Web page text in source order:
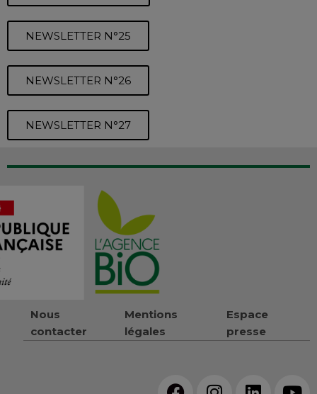
NEWSLETTER N°25
NEWSLETTER N°26
NEWSLETTER N°27
Nous
contacter
Mentions
légales
Espace
presse